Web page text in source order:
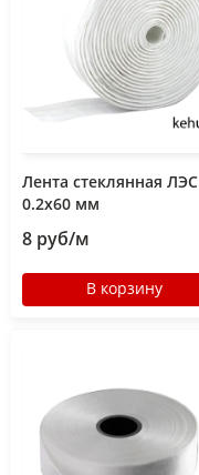
Лента стеклянная ЛЭС
0.2х60 мм
8 руб/м
В корзину